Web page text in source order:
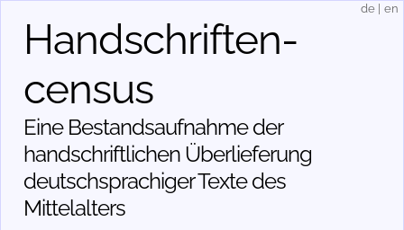
Handschriften­
census
Eine Bestandsaufnahme der
handschriftlichen Über­lieferung
deutschsprachiger Texte des
Mittelalters
de en